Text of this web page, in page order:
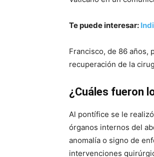
Te puede interesar:
Francisco, de 86 años,
recuperación de la
¿Cuáles fueron
Al pontífice se le
órganos internos del
anomalía o signo de
intervenciones